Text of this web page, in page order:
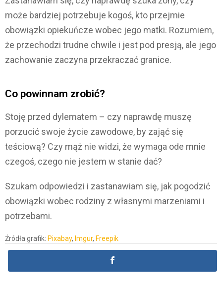
może bardziej potrzebuje kogoś, kto przejmie
obowiązki opiekuńcze wobec jego matki. Rozumiem,
że przechodzi trudne chwile i jest pod presją, ale jego
zachowanie zaczyna przekraczać granice.
Co powinnam zrobić?
Stoję przed dylematem – czy naprawdę muszę
porzucić swoje życie zawodowe, by zająć się
teściową? Czy mąż nie widzi, że wymaga ode mnie
czegoś, czego nie jestem w stanie dać?
Szukam odpowiedzi i zastanawiam się, jak pogodzić
obowiązki wobec rodziny z własnymi marzeniami i
potrzebami.
Źródła grafik: Pixabay, Imgur, Freepik